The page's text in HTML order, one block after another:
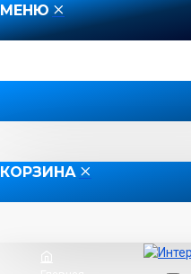
МЕНЮ
КОРЗИНА